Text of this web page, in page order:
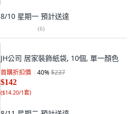
8/10 星期一 預計送達
(6)
JH公司 居家裝飾紙袋, 10個, 單一顏色
首購折扣價 40%$237
$142
($14.20/1套)